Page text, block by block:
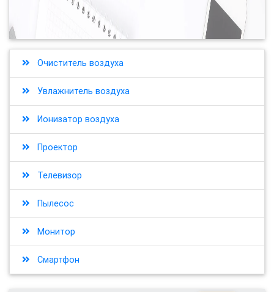
Очиститель воздуха
Увлажнитель воздуха
Ионизатор воздуха
Проектор
Телевизор
Пылесос
Монитор
Смартфон